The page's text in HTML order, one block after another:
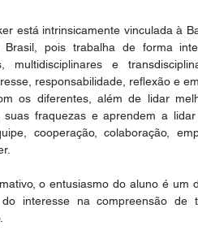
está intrinsicamente vinculada à
Brasil, pois trabalha de forma
multidisciplinares e
responsabilidade, reflexão e
os diferentes, além de lidar
suas fraquezas e aprendem a
cooperação, colaboração,
o entusiasmo do aluno é um
interesse na compreensão